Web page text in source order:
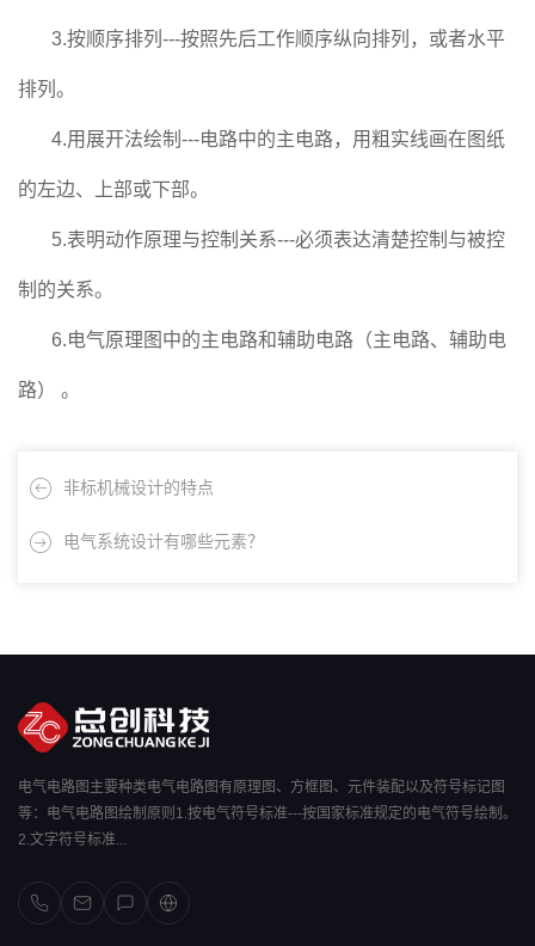
3.按顺序排列---按照先后工作顺序纵向排列，或者水平
排列。
4.用展开法绘制---电路中的主电路，用粗实线画在图纸
的左边、上部或下部。
5.表明动作原理与控制关系---必须表达清楚控制与被控
制的关系。
6.电气原理图中的主电路和辅助电路（主电路、辅助电
路） 。
非标机械设计的特点
电气系统设计有哪些元素？
电气电路图主要种类电气电路图有原理图、方框图、元件装配以及符号标记图
等：电气电路图绘制原则1.按电气符号标准---按国家标准规定的电气符号绘制。
2.文字符号标准...